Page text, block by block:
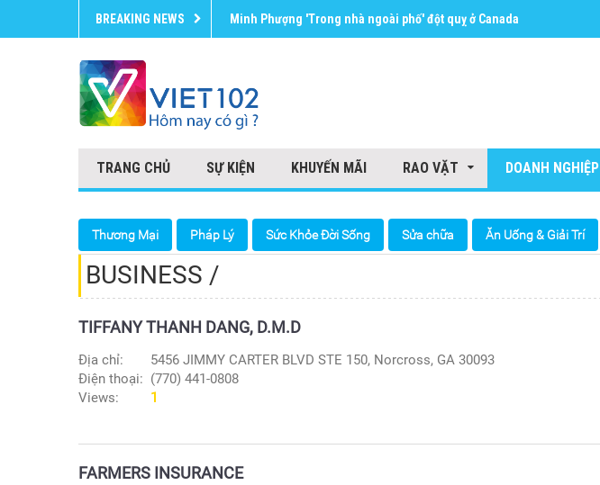
BREAKING NEWS Minh Phượng 'Trong nhà ngoài phố' đột quỵ ở Canada
TRANG CHỦ SỰ KIỆN KHUYẾN MÃI RAO VẶT DOANH NGHIỆP
Thương Mại Pháp Lý Sức Khỏe Đời Sống Sửa chữa Ăn Uống & Giải Trí
BUSINESS /
TIFFANY THANH DANG, D.M.D
Địa chỉ:
5456 JIMMY CARTER BLVD STE 150, Norcross, GA 30093
Điện thoại: (770) 441-0808
Views:
1
FARMERS INSURANCE